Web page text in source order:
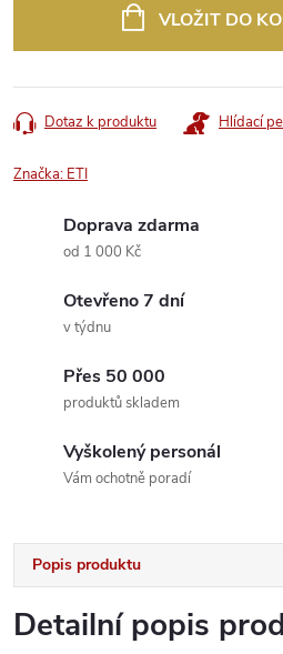
VLOŽIT DO
Dotaz k produktu Hlídací
Značka: ETI
Doprava zdarma
od 1 000 Kč
Otevřeno 7 dní
v týdnu
Přes 50 000
produktů skladem
Vyškolený personál
Vám ochotně poradí
Popis produktu
Detailní popis